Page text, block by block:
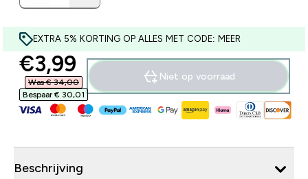
EXTRA 5% KORTING OP ALLES MET CODE: MEER
discounted price
€3,99‎
Was € 34,00‎
Bespaar € 30,01‎
Niet op voorraad
Beschrijving